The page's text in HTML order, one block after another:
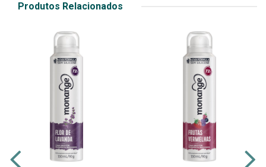
Produtos Relacionados